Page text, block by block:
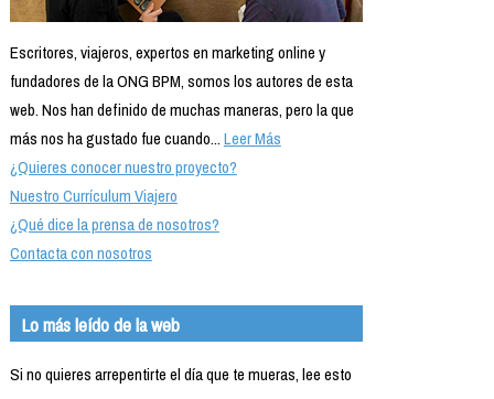
Escritores, viajeros, expertos en marketing online y
fundadores de la ONG BPM, somos los autores de esta
web. Nos han definido de muchas maneras, pero la que
más nos ha gustado fue cuando...Leer Más
¿Quieres conocer nuestro proyecto?
Nuestro Currículum Viajero
¿Qué dice la prensa de nosotros?
Contacta con nosotros
Lo más leído de la web
Si no quieres arrepentirte el día que te mueras, lee esto